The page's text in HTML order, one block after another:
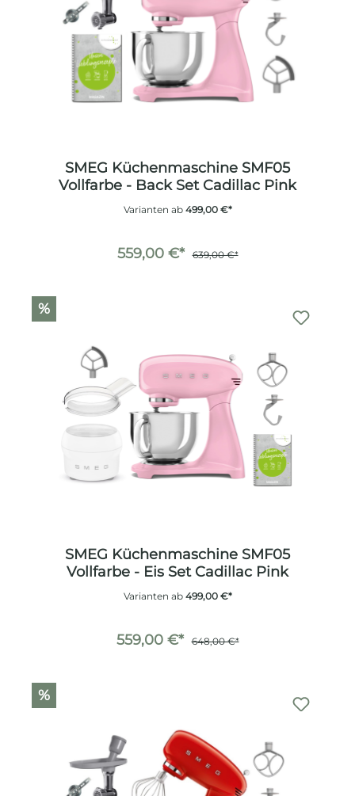
SMEG Küchenmaschine SMF05
Vollfarbe - Back Set Cadillac Pink
Varianten ab499,00 €*
559,00 €* 639,00 €*
%
SMEG Küchenmaschine SMF05
Vollfarbe - Eis Set Cadillac Pink
Varianten ab499,00 €*
559,00 €* 648,00 €*
%